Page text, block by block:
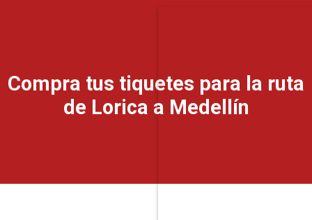
Compra tus tiquetes para la ruta
de Lorica a Medellín